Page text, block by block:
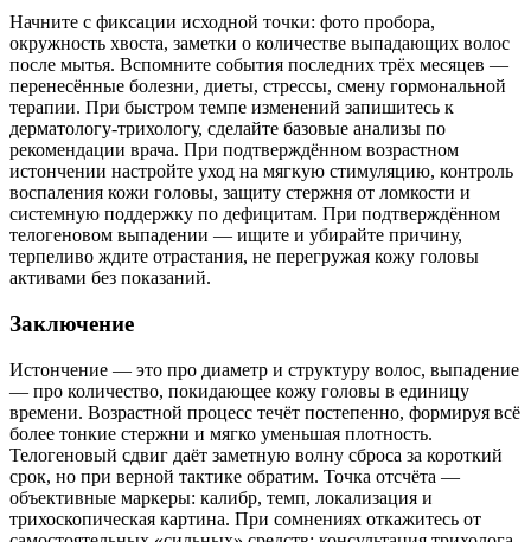
Начните с фиксации исходной точки: фото пробора,
окружность хвоста, заметки о количестве выпадающих волос
после мытья. Вспомните события последних трёх месяцев —
перенесённые болезни, диеты, стрессы, смену гормональной
терапии. При быстром темпе изменений запишитесь к
дерматологу-трихологу, сделайте базовые анализы по
рекомендации врача. При подтверждённом возрастном
истончении настройте уход на мягкую стимуляцию, контроль
воспаления кожи головы, защиту стержня от ломкости и
системную поддержку по дефицитам. При подтверждённом
телогеновом выпадении — ищите и убирайте причину,
терпеливо ждите отрастания, не перегружая кожу головы
активами без показаний.
Заключение
Истончение — это про диаметр и структуру волос, выпадение
— про количество, покидающее кожу головы в единицу
времени. Возрастной процесс течёт постепенно, формируя всё
более тонкие стержни и мягко уменьшая плотность.
Телогеновый сдвиг даёт заметную волну сброса за короткий
срок, но при верной тактике обратим. Точка отсчёта —
объективные маркеры: калибр, темп, локализация и
трихоскопическая картина. При сомнениях откажитесь от